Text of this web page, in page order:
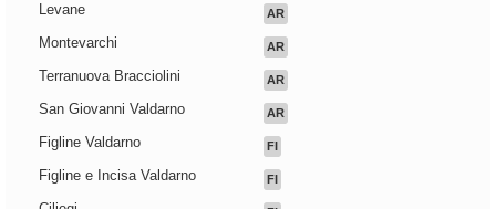
Levane AR
Montevarchi AR
Terranuova Bracciolini AR
San Giovanni Valdarno AR
Figline Valdarno FI
Figline e Incisa Valdarno FI